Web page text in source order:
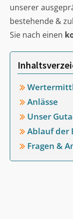
unserer
bestehende &
Sie nach einen
Anlässe
Unser
Ablauf der
Fragen &